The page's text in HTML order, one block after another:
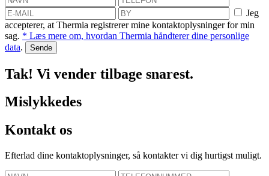
Jeg
accepterer, at Thermia registrerer mine kontaktoplysninger for min
sag. * Læs mere om, hvordan Thermia håndterer dine personlige
data.
Tak! Vi vender tilbage snarest.
Mislykkedes
Kontakt os
Efterlad dine kontaktoplysninger, så kontakter vi dig hurtigst muligt.